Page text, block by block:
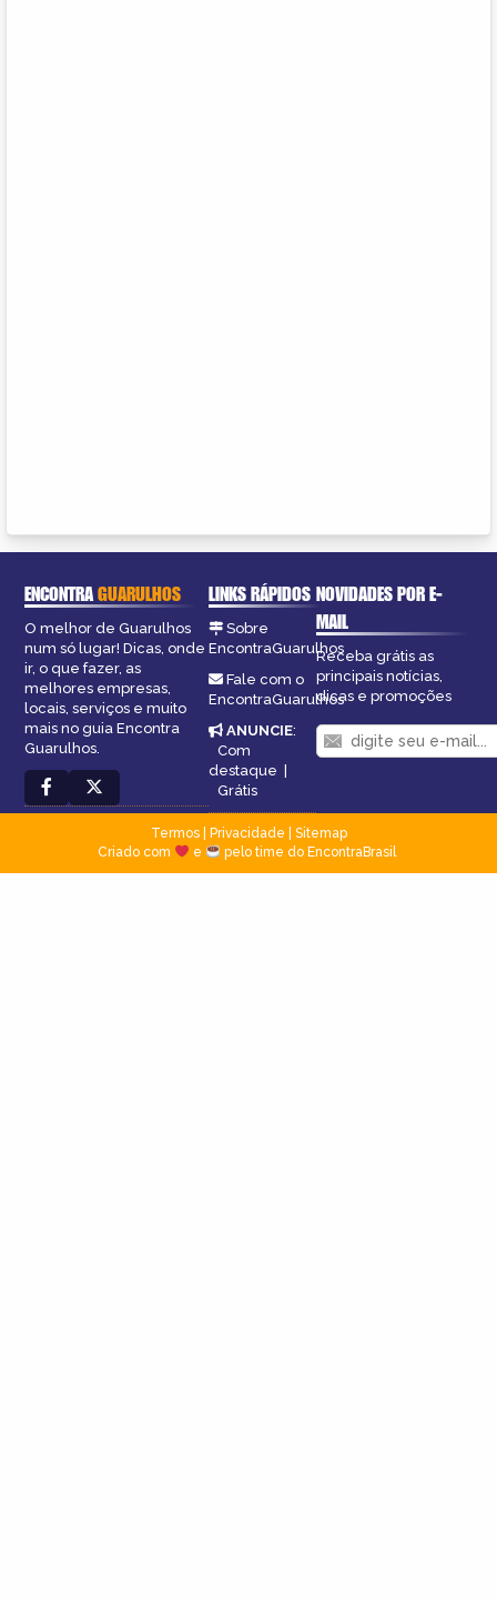
ENCONTRAGUARULHOS
O melhor de Guarulhos
num só lugar! Dicas, onde
ir, o que fazer, as
melhores empresas,
locais, serviços e muito
mais no guia Encontra
Guarulhos.
LINKS RÁPIDOS
Sobre
EncontraGuarulhos
Fale com o
EncontraGuarulhos
ANUNCIE:
Com
destaque
Grátis
NOVIDADES POR E-
MAIL
Receba grátis as
principais notícias,
dicas e promoções
Termos| Privacidade
Sitemap
Criado com
e pelo time do EncontraBrasil